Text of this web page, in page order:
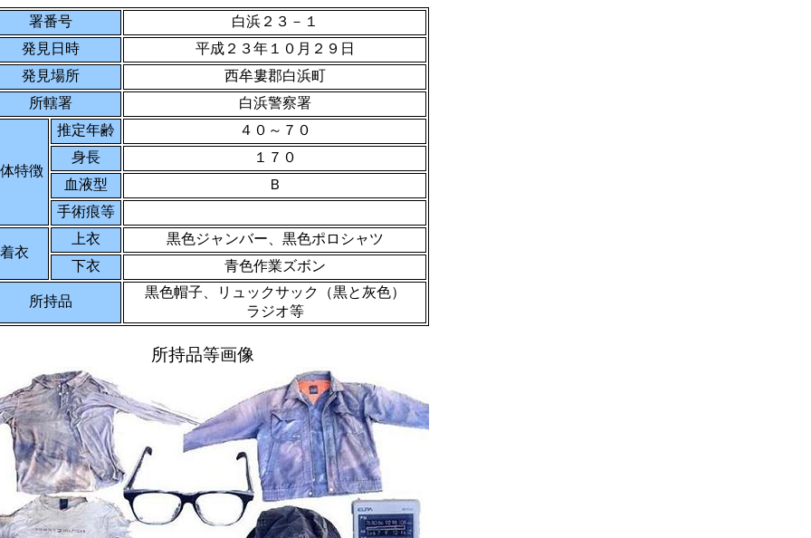
署番号
白浜２３－１
発見日時
平成２３年１０月２９日
発見場所
西牟婁郡白浜町
所轄署
白浜警察署
特徴
推定年齢
４０～７０
身長
１７０
血液型
Ｂ
手術痕等
着衣
上衣
黒色ジャンバー、黒色ポロシャツ
下衣
青色作業ズボン
所持品
黒色帽子、リュックサック（黒と灰色）
ラジオ等
所持品等画像